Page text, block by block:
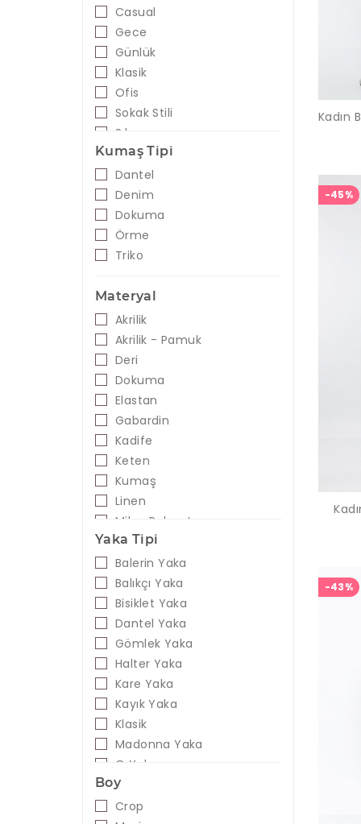
Tayt
Uzun
Uzun Kol
Volanlı
Casual
Gece
Günlük
Klasik
Ofis
Sokak Stili
Şık
Trend
Kumaş Tipi
Dantel
Denim
Dokuma
Örme
Triko
Materyal
Akrilik
Akrilik - Pamuk
Deri
Dokuma
Elastan
Gabardin
Kadife
Keten
Kumaş
Linen
Mikro Polyester
Modal
Naylon
Pamuk-Elastan
Pamuklu
Pamuk-Polyester
Pamuk-Polyester-Elastan
Penye
Poliakrilik
Poliüretan
Poliviskon
Polyester
Polyester Karışımlı
Polyviskon
Poplin
Yaka Tipi
Balerin Yaka
Balıkçı Yaka
Bisiklet Yaka
Dantel Yaka
Gömlek Yaka
Halter Yaka
Kare Yaka
Kayık Yaka
Klasik
Madonna Yaka
O Yaka
Polo Yaka
V Yaka
Boy
Crop
-45%
-43%